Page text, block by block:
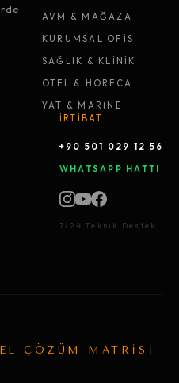
AVM & MAĞAZA
KURUMSAL OFİS
SAĞLIK & KLİNİK
OTEL & HORECA
YAT & MARİNE
İRTİBAT
+90 501 029 12 56
WHATSAPP HATTI
7/24 Teknik Destek
ÇÖZÜM MATRİSİ